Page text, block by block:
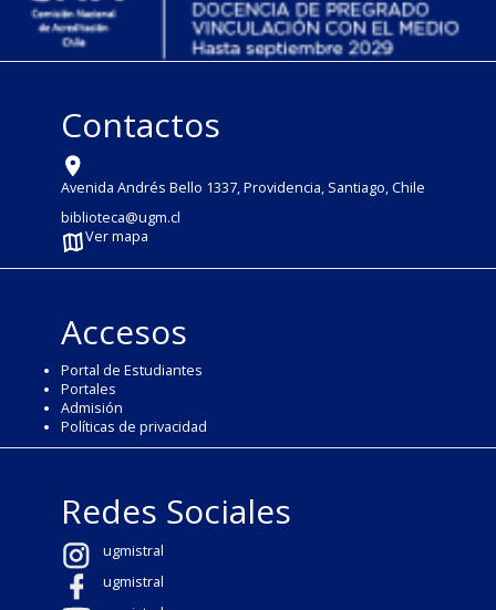
Contactos
Avenida Andrés Bello 1337, Providencia, Santiago, Chile
biblioteca@ugm.cl
Ver mapa
Accesos
Portal de Estudiantes
Portales
Admisión
Políticas de privacidad
Redes Sociales
ugmistral
ugmistral